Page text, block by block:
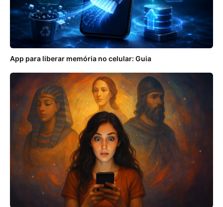
App para liberar memória no celular: Guia